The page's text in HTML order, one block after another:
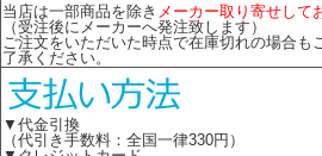
当店は一部商品を除き メーカー取り寄せして
（受注後にメーカーへ発注致します）
ご注文をいただいた時点で在庫切れの場合も
了承ください。
▼代金引換
（代引き手数料：全国一律330円）